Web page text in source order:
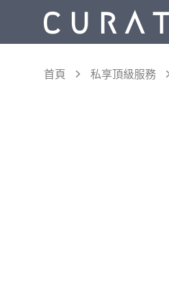
首頁 私享頂級服務